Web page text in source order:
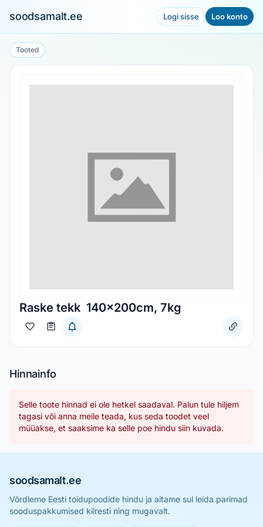
soodsamalt.ee Logi sisse Loo konto
Tooted
Raske tekk 140x200cm, 7kg
Hinnainfo
Selle toote hinnad ei ole hetkel saadaval. Palun tule hiljem
tagasi või anna meile teada, kus seda toodet veel
müüakse, et saaksime ka selle poe hindu siin kuvada.
soodsamalt.ee
Võrdleme Eesti toidupoodide hindu ja aitame sul leida parimad
sooduspakkumised kiiresti ning mugavalt.